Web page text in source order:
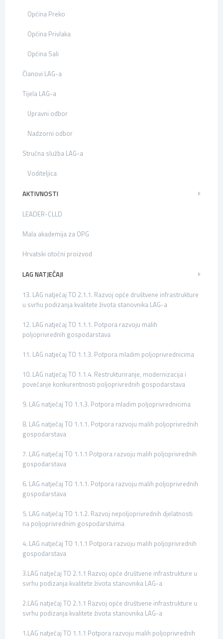
Općina Preko
Općina Privlaka
Općina Sali
Članovi LAG-a
Tijela LAG-a
Upravni odbor
Nadzorni odbor
Stručna služba LAG-a
Voditeljica
AKTIVNOSTI
LEADER-CLLD
Mala akademija za OPG
Hrvatski otočni proizvod
LAG NATJEČAJI
13. LAG natječaj TO 2.1.1. Razvoj opće društvene infrastrukture
u svrhu podizanja kvalitete života stanovnika LAG-a
12. LAG natječaj TO 1.1.1. Potpora razvoju malih
poljoprivrednih gospodarstava
11. LAG natječaj TO 1.1.3. Potpora mladim poljoprivrednicima
10. LAG natječaj TO 1.1.4. Restrukturiranje, modernizacija i
povećanje konkurentnosti poljoprivrednih gospodarstava
9. LAG natječaj TO 1.1.3. Potpora mladim poljoprivrednicima
8. LAG natječaj TO 1.1.1. Potpora razvoju malih poljoprivrednih
gospodarstava
7. LAG natječaj TO 1.1.1 Potpora razvoju malih poljoprivrednih
gospodarstava
6. LAG natječaj TO 1.1.1. Potpora razvoju malih poljoprivrednih
gospodarstava
5. LAG natječaj TO 1.1.2. Razvoj nepoljoprivrednih djelatnosti
na poljoprivrednim gospodarstvima
4. LAG natječaj TO 1.1.1 Potpora razvoju malih poljoprivrednih
gospodarstava
3.LAG natječaj TO 2.1.1 Razvoj opće društvene infrastrukture u
svrhu podizanja kvalitete života stanovnika LAG-a
2.LAG natječaj TO 2.1.1 Razvoj opće društvene infrastrukture u
svrhu podizanja kvalitete života stanovnika LAG-a
1.LAG natječaj TO 1.1.1 Potpora razvoju malih poljoprivrednih